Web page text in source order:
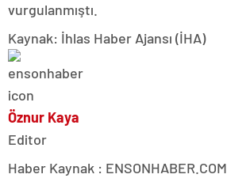
vurgulanmıştı.
Kaynak: İhlas Haber Ajansı (İHA)
Öznur Kaya
Editor
Haber Kaynak : ENSONHABER.COM